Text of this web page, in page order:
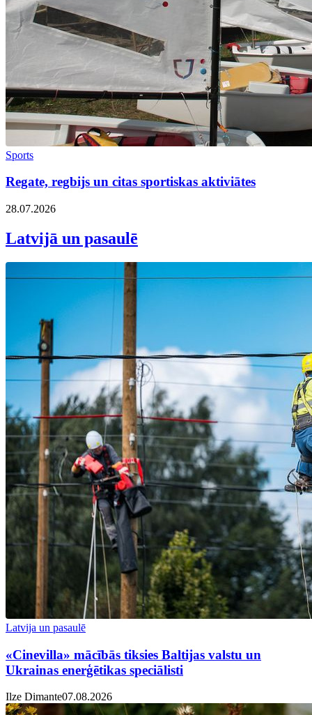
Sports
Regate, regbijs un citas sportiskas aktiviātes
28.07.2026
Latvijā un pasaulē
Latvija un pasaulē
«Cinevilla» mācībās tiksies Baltijas valstu un
Ukrainas enerģētikas speciālisti
Ilze Dimante07.08.2026